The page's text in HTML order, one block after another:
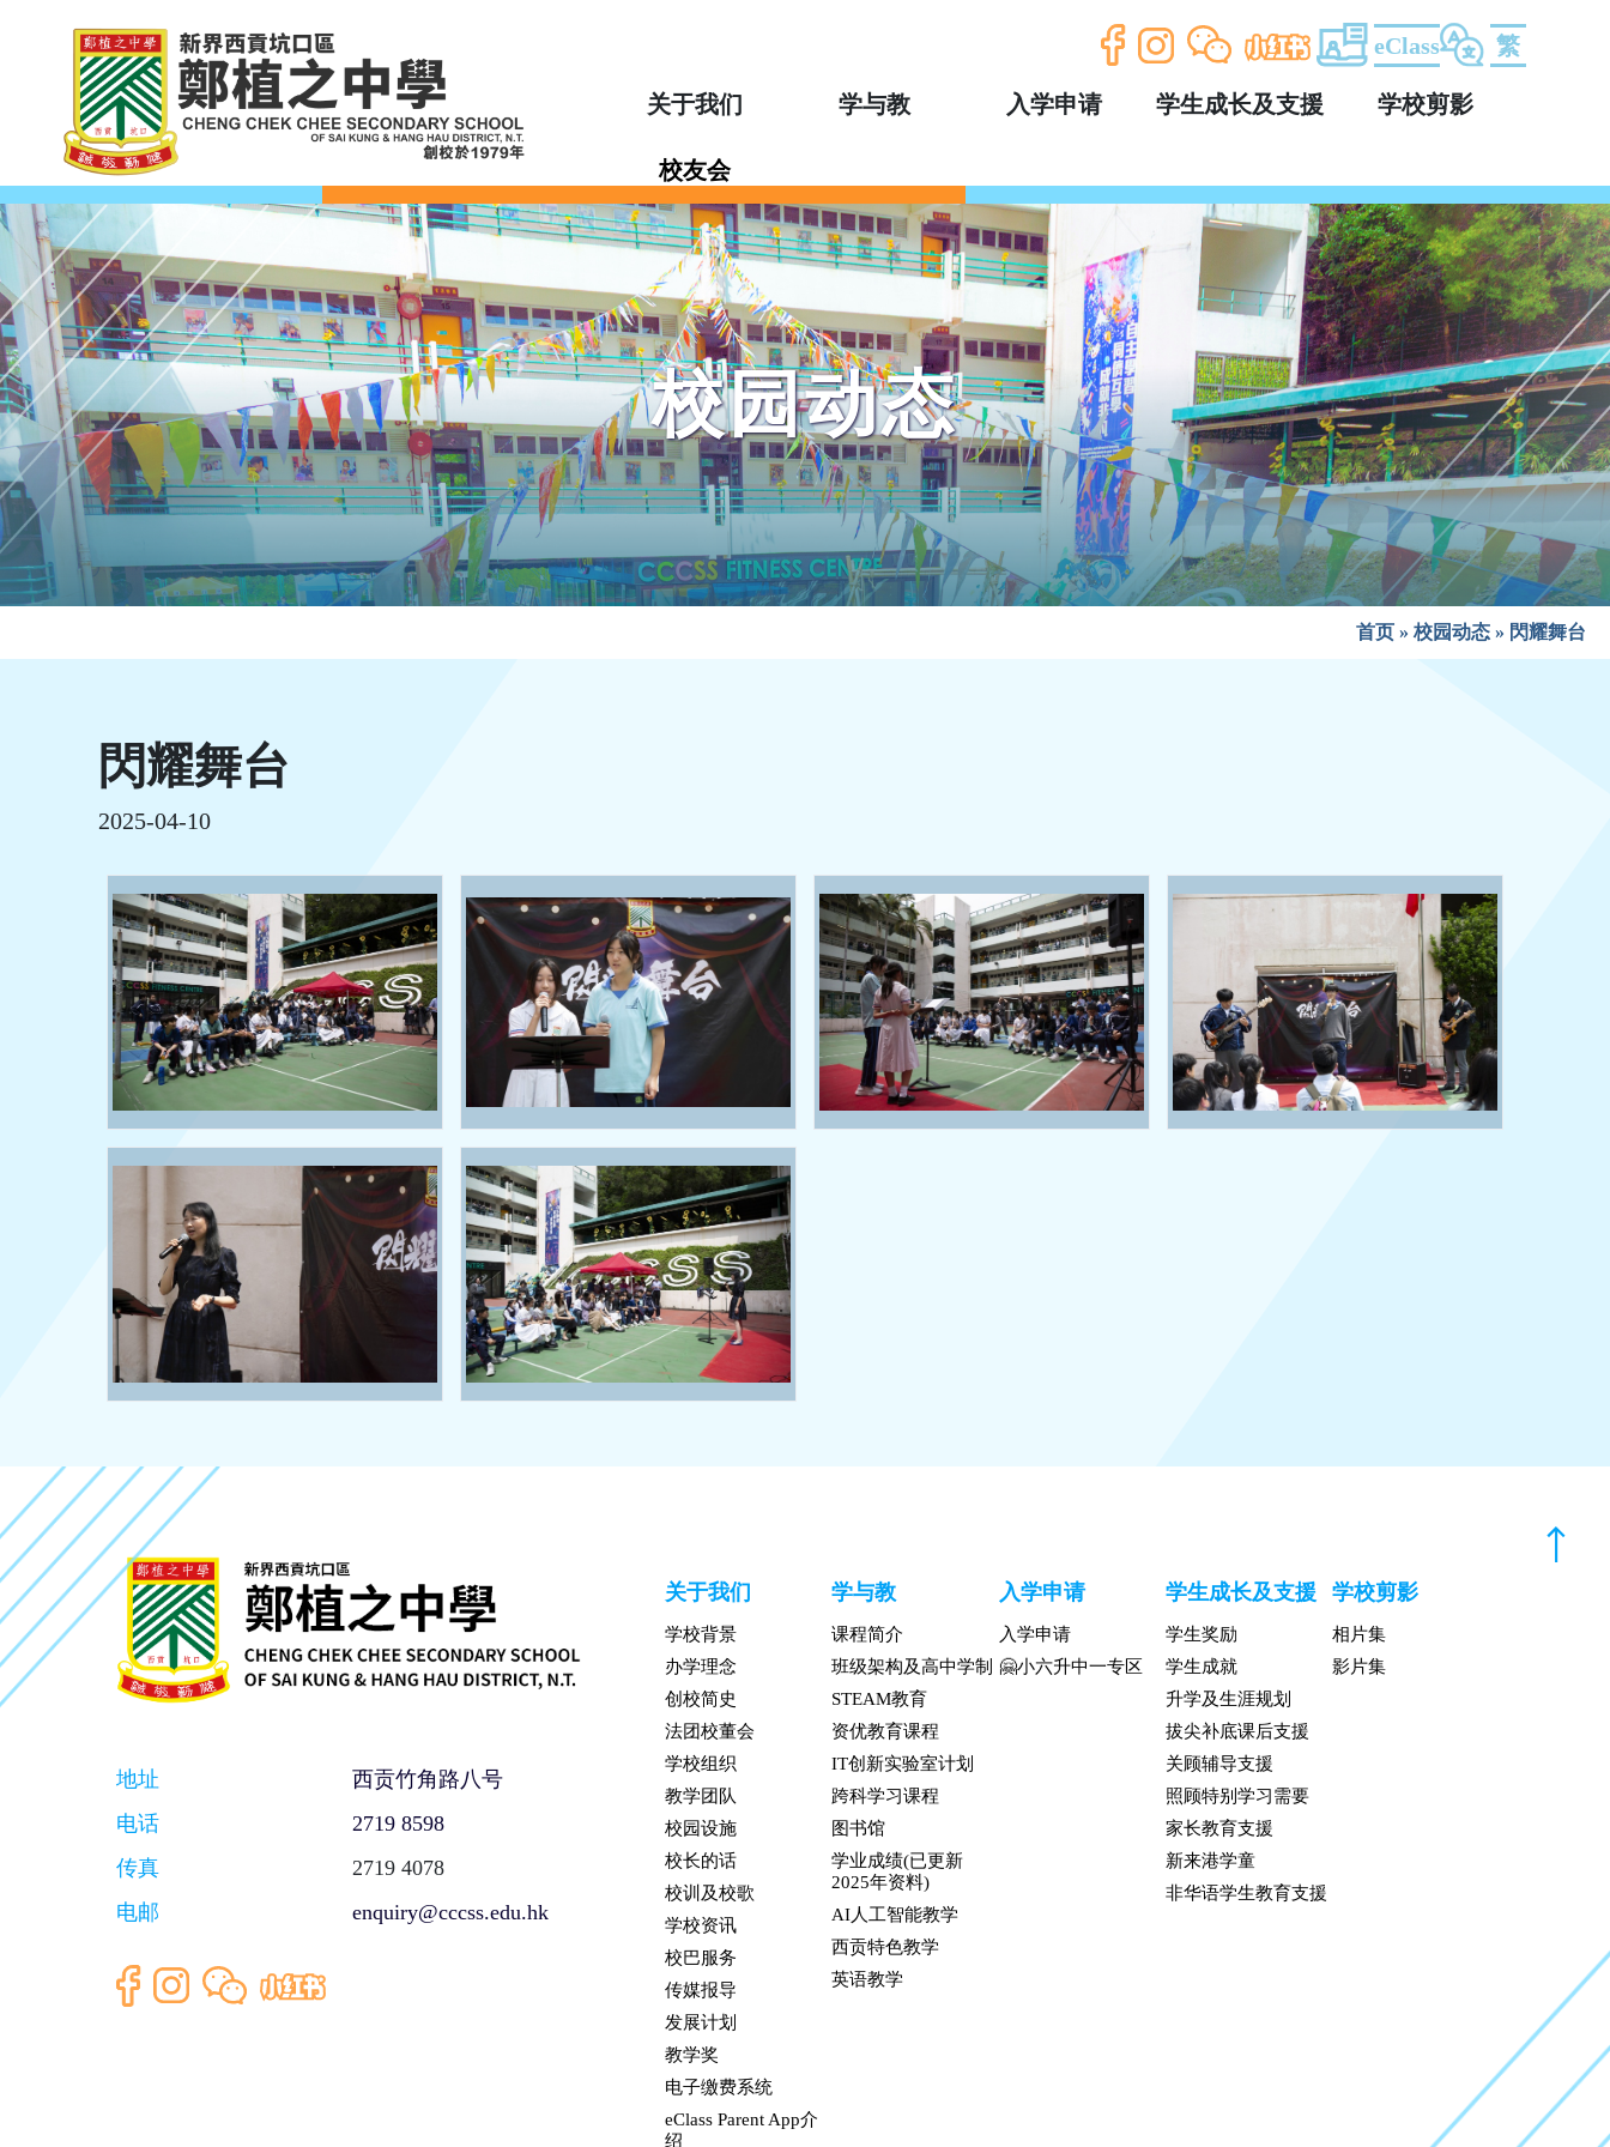
eClass 繁
关于我们 学与教 入学申请 学生成长及支援 学校剪影
校友会
校园动态
首页 » 校园动态 » 閃耀舞台
閃耀舞台
2025-04-10
地址
西贡竹角路八号
电话
2719 8598
传真
2719 4078
电邮
enquiry@cccss.edu.hk
关于我们
学校背景
办学理念
创校简史
法团校董会
学校组织
教学团队
校园设施
校长的话
校训及校歌
学校资讯
校巴服务
传媒报导
发展计划
教学奖
电子缴费系统
eClass Parent App介
绍
学与教
课程简介
班级架构及高中学制
STEAM教育
资优教育课程
IT创新实验室计划
跨科学习课程
图书馆
学业成绩(已更新
2025年资料)
AI人工智能教学
西贡特色教学
英语教学
入学申请
入学申请
🤗小六升中一专区
学生成长及支援
学生奖励
学生成就
升学及生涯规划
拔尖补底课后支援
关顾辅导支援
照顾特别学习需要
家长教育支援
新来港学童
非华语学生教育支援
学校剪影
相片集
影片集